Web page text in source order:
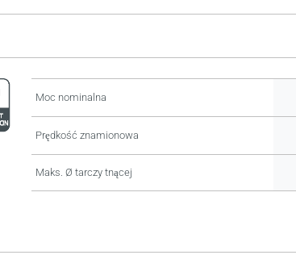
Moc nominalna
Prędkość znamionowa
Maks. Ø tarczy tnącej